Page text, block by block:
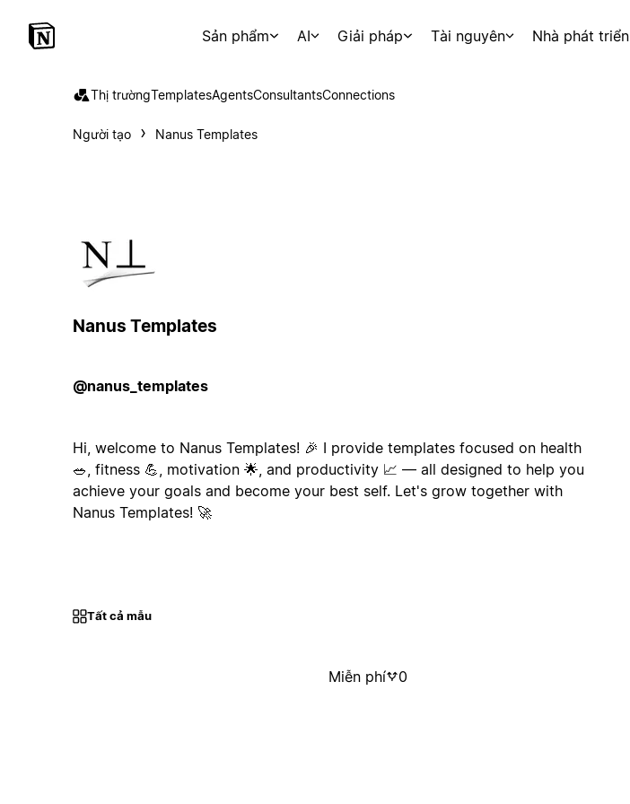
Sản phẩm AI Giải pháp Tài nguyên Nhà phát triển
Thị trườngTemplatesAgentsConsultantsConnections
Người tạo Nanus Templates
Nanus Templates
@nanus_templates
Hi, welcome to Nanus Templates! 🎉 I provide templates focused on health
🥗, fitness 💪, motivation 🌟, and productivity 📈 — all designed to help you
achieve your goals and become your best self. Let's grow together with
Nanus Templates! 🚀
Tất cả mẫu
Miễn phí 0